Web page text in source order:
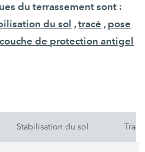
du terrassement sont :
du sol ,tracé , pose
couche de protection antigel
Stabilisation du sol Tracé